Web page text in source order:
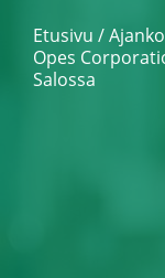
Etusivu /
Opes
Salossa